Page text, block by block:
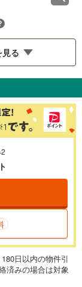
る
％
多くの金融機関
。
万円
日以内の物件引
済みの場合は対象